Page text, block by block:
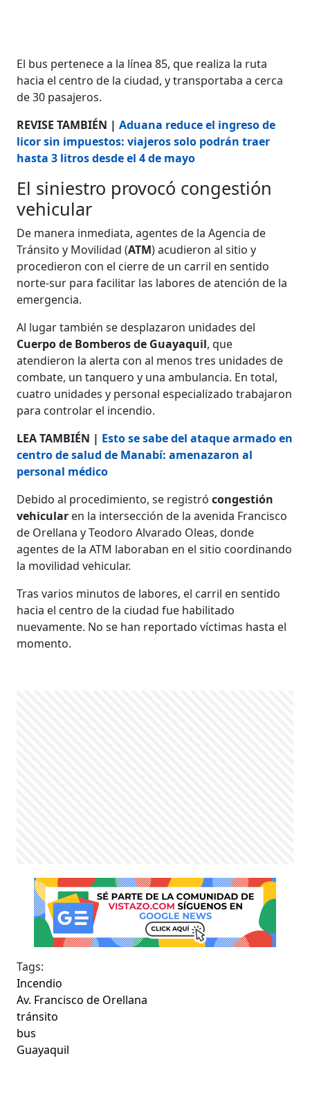
El bus pertenece a la línea 85, que realiza la ruta
hacia el centro de la ciudad, y transportaba a cerca
de 30 pasajeros.
REVISE TAMBIÉN |Aduana reduce el ingreso de
licor sin impuestos: viajeros solo podrán traer
hasta 3 litros desde el 4 de mayo
El siniestro provocó congestión
vehicular
De manera inmediata, agentes de la Agencia de
Tránsito y Movilidad (ATM) acudieron al sitio y
procedieron con el cierre de un carril en sentido
norte-sur para facilitar las labores de atención de la
emergencia.
Al lugar también se desplazaron unidades del
Cuerpo de Bomberos de Guayaquil, que
atendieron la alerta con al menos tres unidades de
combate, un tanquero y una ambulancia. En total,
cuatro unidades y personal especializado trabajaron
para controlar el incendio.
LEA TAMBIÉN | Esto se sabe del ataque armado en
centro de salud de Manabí: amenazaron al
personal médico
Debido al procedimiento, se registrócongestión
vehicular en la intersección de la avenida Francisco
de Orellana y Teodoro Alvarado Oleas, donde
agentes de la ATM laboraban en el sitio coordinando
la movilidad vehicular.
Tras varios minutos de labores, el carril en sentido
hacia el centro de la ciudad fue habilitado
nuevamente. No se han reportado víctimas hasta el
momento.
Tags:
Incendio
Av. Francisco de Orellana
tránsito
bus
Guayaquil